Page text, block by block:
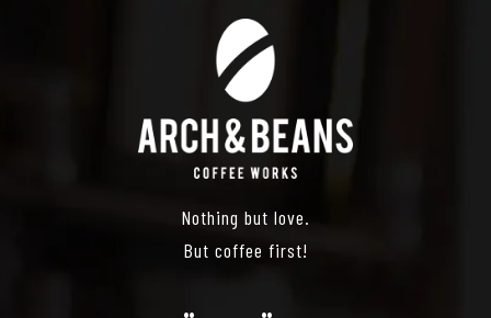
Nothing but love.
But coffee first!